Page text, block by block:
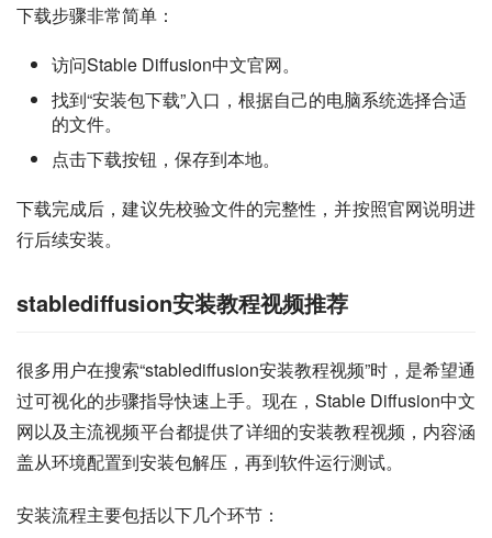
下载步骤非常简单：
访问Stable Diffusion中文官网。
找到“安装包下载”入口，根据自己的电脑系统选择合适
的文件。
点击下载按钮，保存到本地。
下载完成后，建议先校验文件的完整性，并按照官网说明进
行后续安装。
stablediffusion安装教程视频推荐
很多用户在搜索“stablediffusion安装教程视频”时，是希望通
过可视化的步骤指导快速上手。现在，Stable Diffusion中文
网以及主流视频平台都提供了详细的安装教程视频，内容涵
盖从环境配置到安装包解压，再到软件运行测试。
安装流程主要包括以下几个环节：